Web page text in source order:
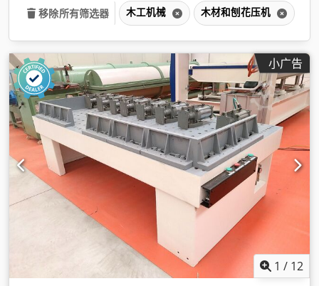
移除所有筛选器 木工机械 木材和刨花压机
小广告
1 / 12